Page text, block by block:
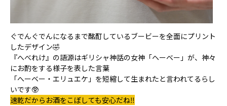
ぐでんぐでんになるまで酩酊しているブービーを全面にプリント
したデザイン🤣
『へべれけ』の語源はギリシャ神話の女神「ヘーベー」が、神々
にお酌をする様子を表した言葉
「へーベー・エリュエケ」を短縮して生まれたと言われてるらし
いです🥸
速乾だからお酒をこぼしても安心だね‼️